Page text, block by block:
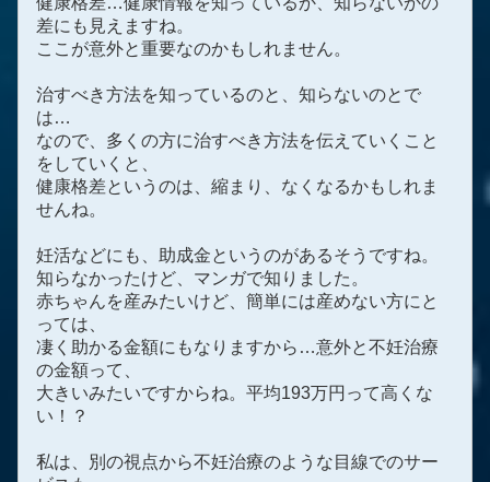
差にも見えますね。
ここが意外と重要なのかもしれません。
治すべき方法を知っているのと、知らないのとで
は…
なので、多くの方に治すべき方法を伝えていくこと
をしていくと、
健康格差というのは、縮まり、なくなるかもしれま
せんね。
妊活などにも、助成金というのがあるそうですね。
知らなかったけど、マンガで知りました。
赤ちゃんを産みたいけど、簡単には産めない方にと
っては、
凄く助かる金額にもなりますから…意外と不妊治療
の金額って、
大きいみたいですからね。平均193万円って高くな
い！？
私は、別の視点から不妊治療のような目線でのサー